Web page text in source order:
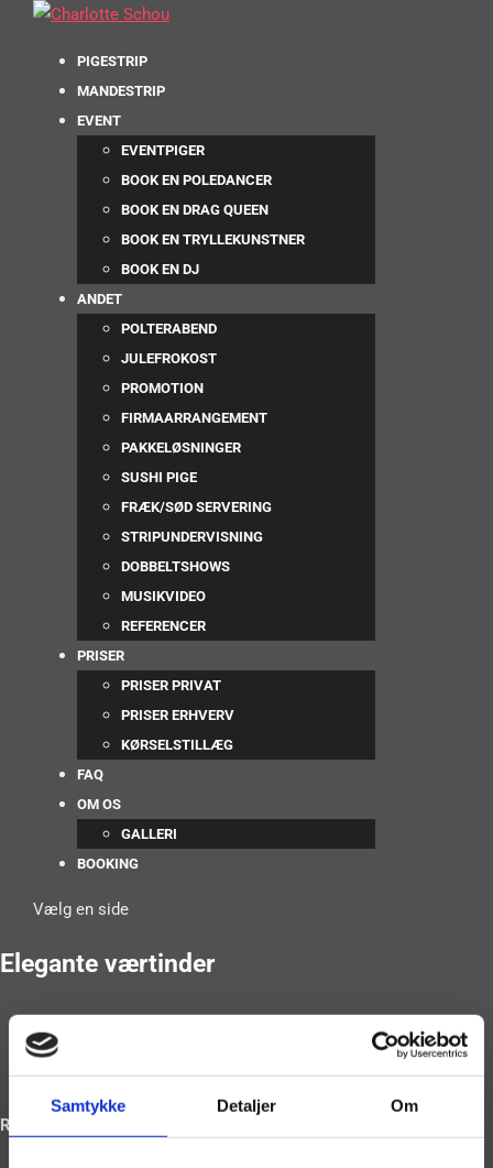
Samtykke Detaljer Om
PIGESTRIP
MANDESTRIP
EVENT
EVENTPIGER
BOOK EN POLEDANCER
BOOK EN DRAG QUEEN
BOOK EN TRYLLEKUNSTNER
BOOK EN DJ
ANDET
POLTERABEND
JULEFROKOST
PROMOTION
FIRMAARRANGEMENT
PAKKELØSNINGER
SUSHI PIGE
FRÆK/SØD SERVERING
STRIPUNDERVISNING
DOBBELTSHOWS
MUSIKVIDEO
REFERENCER
PRISER
PRISER PRIVAT
PRISER ERHVERV
KØRSELSTILLÆG
FAQ
OM OS
GALLERI
BOOKING
Vælg en side
Elegante værtinder
Ring og book på